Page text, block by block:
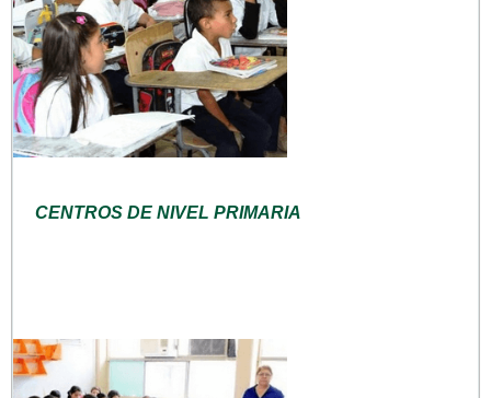
CENTROS DE NIVEL PRIMARIA